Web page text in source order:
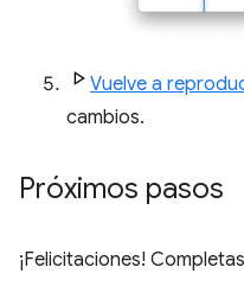
Vuelve a
cambios.
Próximos pasos
¡Felicitaciones!